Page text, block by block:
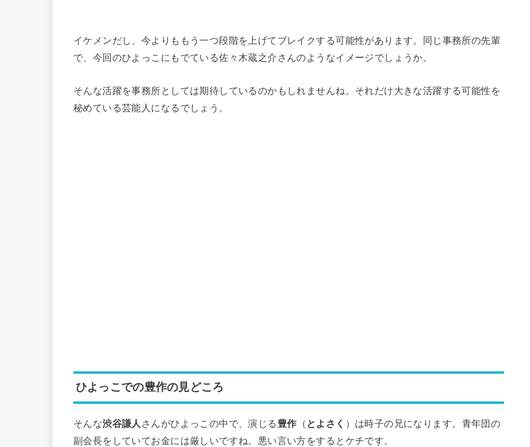
イケメンだし、今よりももう一つ段階を上げてブレイクする可能性があります。同じ事務所の先輩
で、今回のひよっこにもでている佐々木蔵之介さんのようなイメージでしょうか。
そんな活躍を事務所としては期待しているのかもしれませんね。それだけ大きな活躍する可能性を
秘めている芸能人になるでしょう。
ひよっこでの豊作の見どころ
そんな渋谷謙人 さんがひよっこの中で、演じる 豊作 （ とよさく ）は時子の兄になります。青年団の
副会長をしていてお金には厳しいですね。悪い言い方をするとケチです。